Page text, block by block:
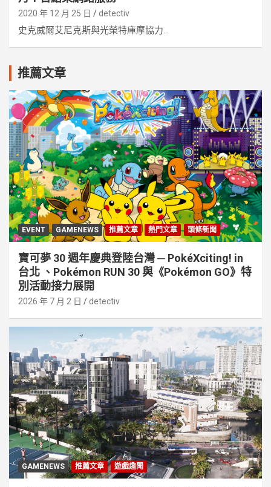
2020 年 12 月 25 日 detectiv
史克威爾艾尼克斯與光榮特庫摩協力...
推薦文章
EVENT GAMENEWS 推薦文章 熱門文章 頭條新聞
寶可夢 30 週年慶典登陸台灣 ─ PokéXciting! in
台北 、Pokémon RUN 30 與《Pokémon GO》特
別活動接⼒展開
2026 年 7 月 2 日 detectiv
GAMENEWS 推薦文章 遊戲趣聞